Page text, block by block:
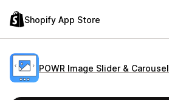
Shopify App Store
POWR Image Slider & Carousel